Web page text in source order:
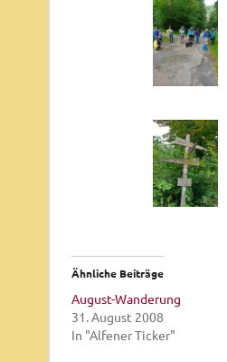
Ähnliche Beiträge
August-Wanderung
31. August 2008
In "Alfener Ticker"